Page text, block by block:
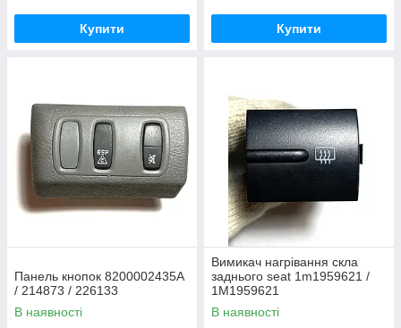
Купити Купити
Панель кнопок 8200002435A
/ 214873 / 226133
В наявності
Вимикач нагрівання скла
заднього seat 1m1959621 /
1M1959621
В наявності